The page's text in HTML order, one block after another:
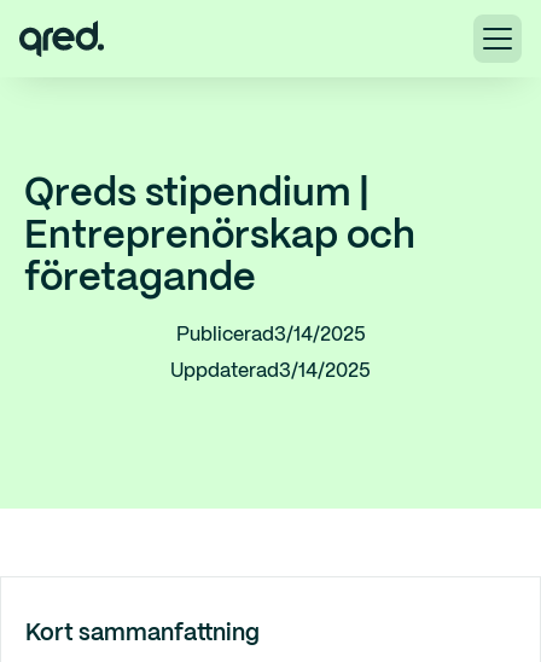
Qreds stipendium |
Entreprenörskap och
företagande
Publicerad3/14/2025
Uppdaterad3/14/2025
Kort sammanfattning